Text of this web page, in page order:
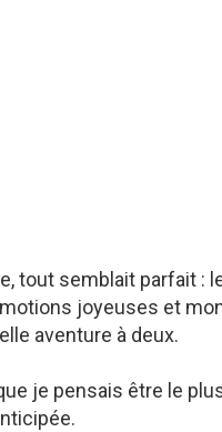
tout semblait parfait :
joyeuses et
aventure à deux.
je pensais être le